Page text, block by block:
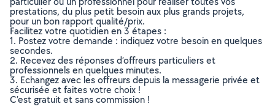
prestations, du plus petit besoin aux plus grands projets,
pour un bon rapport qualité/prix.
Facilitez votre quotidien en 3 étapes :
1. Postez votre demande : indiquez votre besoin en quelques
secondes.
2. Recevez des réponses d’offreurs particuliers et
professionnels en quelques minutes.
3. Echangez avec les offreurs depuis la messagerie privée et
sécurisée et faites votre choix !
C’est gratuit et sans commission !